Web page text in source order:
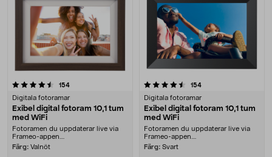
154recensioner
Digitala fotoramar
Exibel digital fotoram 10,1 tum
med WiFi
Fotoramen du uppdaterar live via
Frameo-appen....
Färg: Valnöt
4.5 av 5 stjärnor 154recensioner
Digitala fotoramar
Exibel digital fotoram 10,1 tum
med WiFi
Fotoramen du uppdaterar live via
Frameo-appen....
Färg: Svart